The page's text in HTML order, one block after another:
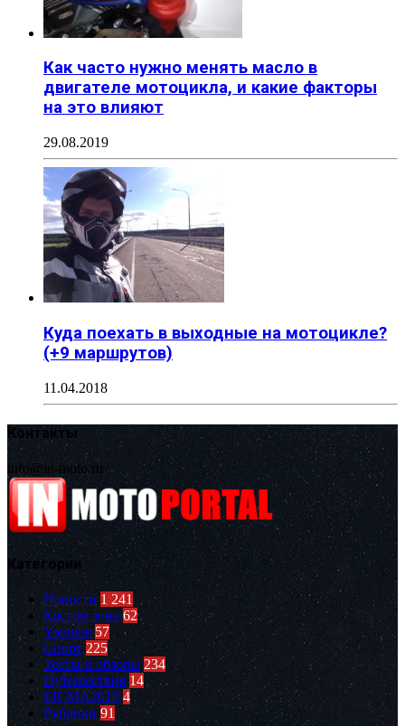
Как часто нужно менять масло в
двигателе мотоцикла, и какие факторы
на это влияют
29.08.2019
Куда поехать в выходные на мотоцикле?
(+9 маршрутов)
11.04.2018
Контакты
info@in-moto.ru
Категории
Новости 1 241
Кастом зона 62
Youtube 57
Спорт 225
Тесты и обзоры 234
Путешествия 14
EICMA2019 4
Рубрики 91